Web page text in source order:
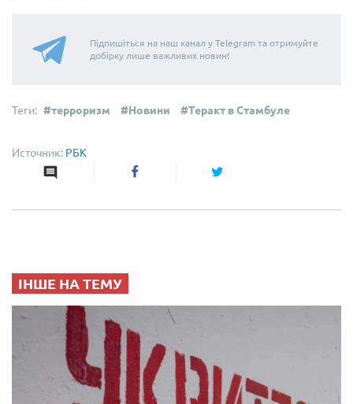
Підпишіться на наш канал у Telegram та отримуйте
добірку лише важливих новин!
терроризм Новини Теракт в Стамбуле
РБК
ІНШЕ НА ТЕМУ